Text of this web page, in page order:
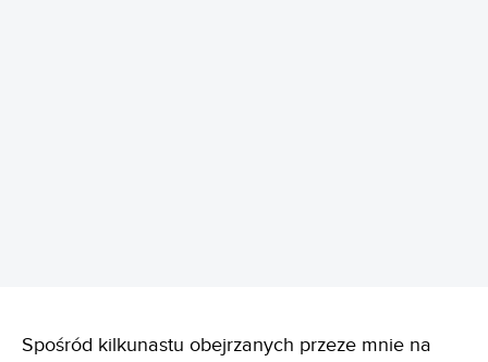
Spośród kilkunastu obejrzanych przeze mnie na